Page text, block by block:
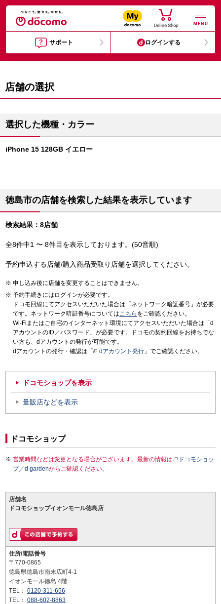
MENU
サポート ログインする
店舗の選択
選択した機種・カラー
iPhone 15 128GB イエロー
徳島市の店舗を検索した結果を表示しています
検索結果：8店舗
全8件中1 〜 8件目を表示しております。(50音順)
予約申込する店舗/購入商品受取り店舗を選択してください。
申し込み後に店舗を変更することはできません。
予約手続きにはログインが必要です。
ドコモ回線にてアクセスいただいた場合は「ネットワーク暗証番号」が必要
です。ネットワーク暗証番号についてはこちら をご確認ください。
Wi-Fiまたはご自宅のインターネット環境にてアクセスいただいた場合は「d
アカウントのID／パスワード」が必要です。ドコモの契約回線をお持ちでな
い方も、dアカウントの発行が可能です。
dアカウントの発行・確認は「
dアカウント発行 」でご確認ください。
ドコモショップを表示
量販店などを表示
ドコモショップ
営業時間などは変更となる場合がございます。最新の情報は
ドコモショッ
プ／d gardenからご確認ください。
店舗名
ドコモショップイオンモール徳島店
住所/電話番号
〒770-0865
徳島県徳島市南末広町4-1
イオンモール徳島 4階
TEL： 0120-311-656
TEL： 088-602-8863